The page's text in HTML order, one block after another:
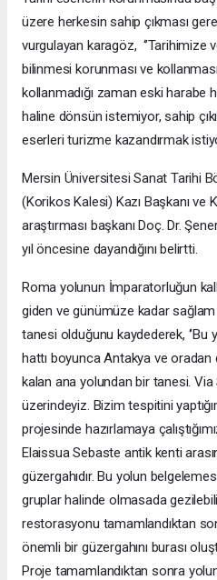
üzere herkesin sahip çıkması
vurgulayan karagöz, ‘’Tarihimize
bilinmesi korunması ve
kollanmadığı zaman eski harabe
haline dönsün istemiyor, sahip
eserleri turizme kazandırmak
Mersin Üniversitesi Sanat Tarihi
(Korikos Kalesi) Kazı Başkanı ve
araştırması başkanı Doç. Dr.
yıl öncesine dayandığını belirtti.
Roma yolunun İmparatorluğun
giden ve günümüze kadar
tanesi olduğunu kaydederek, ‘’Bu
hattı boyunca Antakya ve oradan
kalan ana yolundan bir tanesi.
üzerindeyiz. Bizim tespitini
projesinde hazırlamaya
Elaissua Sebaste antik kenti
güzergahıdır. Bu yolun
gruplar halinde olmasada
restorasyonu tamamlandıktan
önemli bir güzergahını burası
Proje tamamlandıktan sonra